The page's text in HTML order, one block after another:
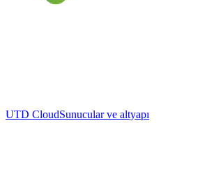
UTD CloudSunucular ve altyapı